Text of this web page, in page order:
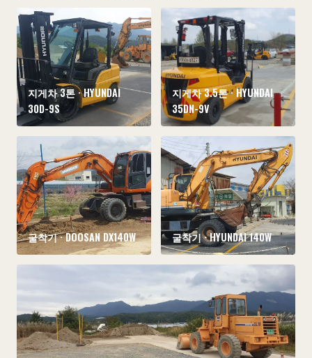
지게차 3톤 · HYUNDAI
30D-9S
지게차 3.5톤 · HYUNDAI
35DN-9V
굴착기 · DOOSAN DX140W 굴착기 · HYUNDAI 140W